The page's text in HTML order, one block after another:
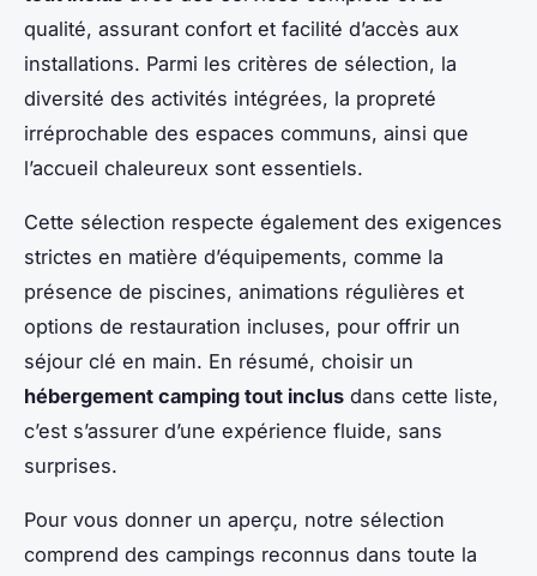
qualité, assurant confort et facilité d’accès aux
installations. Parmi les critères de sélection, la
diversité des activités intégrées, la propreté
irréprochable des espaces communs, ainsi que
l’accueil chaleureux sont essentiels.
Cette sélection respecte également des exigences
strictes en matière d’équipements, comme la
présence de piscines, animations régulières et
options de restauration incluses, pour offrir un
séjour clé en main. En résumé, choisir un
hébergement camping tout inclus dans cette liste,
c’est s’assurer d’une expérience fluide, sans
surprises.
Pour vous donner un aperçu, notre sélection
comprend des campings reconnus dans toute la